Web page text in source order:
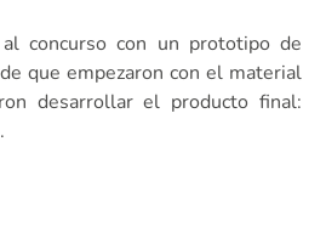
concurso con un prototipo de
que empezaron con el material
desarrollar el producto final: